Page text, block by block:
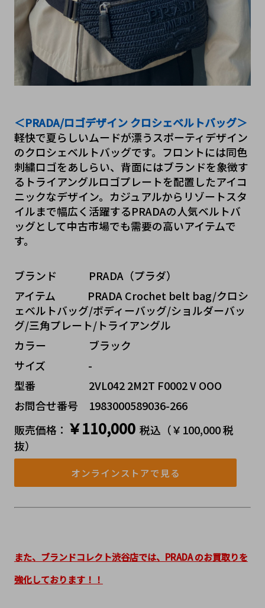
＜PRADA/ロゴデザイン クロシェベルトバッグ＞
軽快で夏らしいムードが漂うスポーティデザイン
のクロシェベルトバッグです。フロントには同色
刺繍ロゴをあしらい、背面にはブランドを象徴す
るトライアングルロゴプレートを配置したアイコ
ニックなデザイン。カジュアルからリゾートスタ
イルまで幅広く活躍するPRADAの人気ベルトバ
ッグとして中古市場でも需要の高いアイテムで
す。
ブランド   PRADA（プラダ）
アイテム   PRADA Crochet belt bag/クロシ
ェベルトバッグ/ボディーバッグ/ショルダーバッ
グ/三角プレート/トライアングル
カラー    ブラック
サイズ    -
型番     2VL042 2M2T F0002 V OOO
お問合せ番号 1983000589036-266
販売価格： ￥110,000 税込（￥100,000 税
抜）
オンラインストアで見る
また、ブランドコレクト渋谷店では、PRADA のお買取りを
強化しております！！